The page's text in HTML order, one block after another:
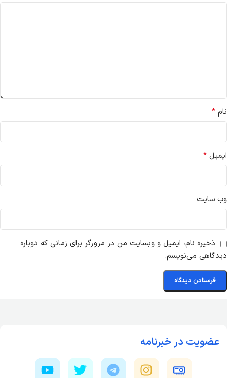
نام *
ایمیل *
وب‌ سایت
ذخیره نام، ایمیل و وبسایت من در مرورگر برای زمانی که دوباره
دیدگاهی می‌نویسم.
عضویت در خبرنامه